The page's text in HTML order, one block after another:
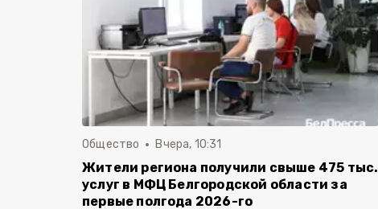
Общество Вчера, 10:31
Жители региона получили свыше 475 тыс.
услуг в МФЦ Белгородской области за
первые полгода 2026-го